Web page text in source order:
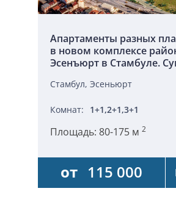
Апартаменты разных
в новом комплексе
Эсенъюрт в Стамбуле.
Стамбул, Эсеньюрт
Комнат: 1+1,2+1,3+1
Площадь: 80-175 м 2
от 115 000